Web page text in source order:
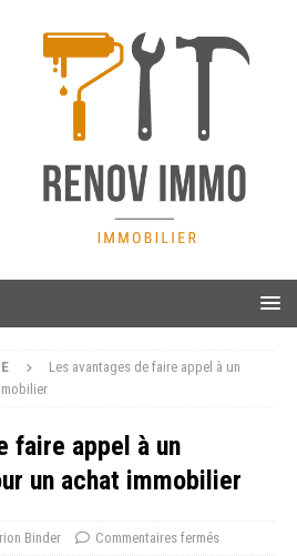
Les avantages de faire appel à un
faire appel à un
un achat immobilier
Binder Commentaires fermés